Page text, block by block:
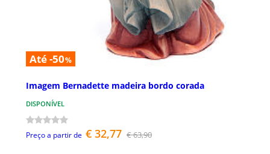
Até -50%
Imagem Bernadette madeira bordo corada
DISPONÍVEL
Preço a partir de € 32,77 € 63,90